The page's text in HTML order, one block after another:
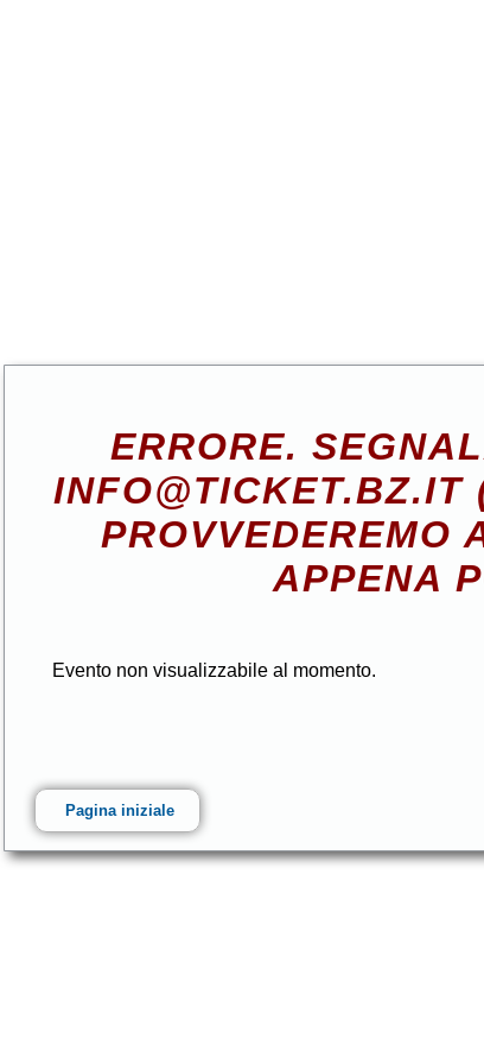
ERRORE.
INFO@TICKET.BZ.IT
PROVVEDEREMO
APPENA
Evento non visualizzabile al momento.